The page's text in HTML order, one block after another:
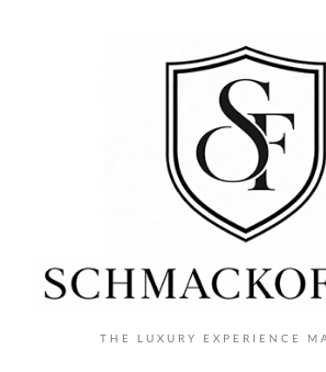
THE LUXURY EXPERIENCE